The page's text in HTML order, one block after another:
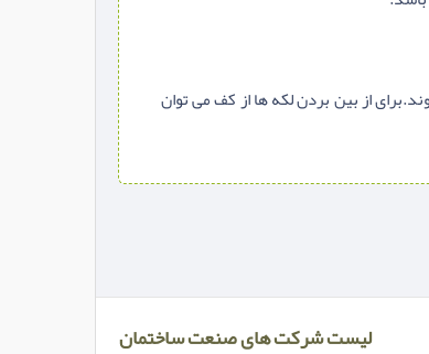
از بین بردن لکه ها از کف می توان
لیست شرکت های صنعت ساختمان